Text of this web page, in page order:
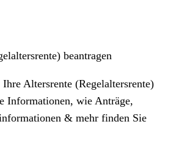
beantragen
Altersrente (Regelaltersrente)
Informationen, wie Anträge,
& mehr finden Sie